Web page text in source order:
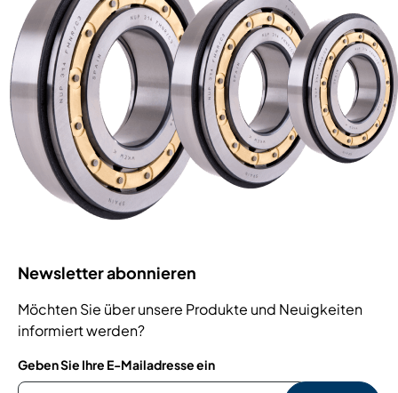
Newsletter abonnieren
Möchten Sie über unsere Produkte und Neuigkeiten
informiert werden?
Geben Sie Ihre E-Mailadresse ein